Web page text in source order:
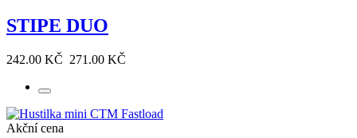
STIPE DUO
242.00 KČ 271.00 KČ
Akční cena